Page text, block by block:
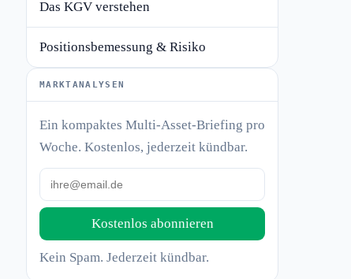
Das KGV verstehen
Positionsbemessung & Risiko
MARKTANALYSEN
Ein kompaktes Multi-Asset-Briefing pro
Woche. Kostenlos, jederzeit kündbar.
Kostenlos abonnieren
Kein Spam. Jederzeit kündbar.